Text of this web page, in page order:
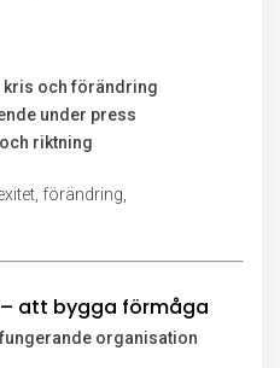
kris och förändring
under press
riktning
förändring,
att bygga förmåga
organisation